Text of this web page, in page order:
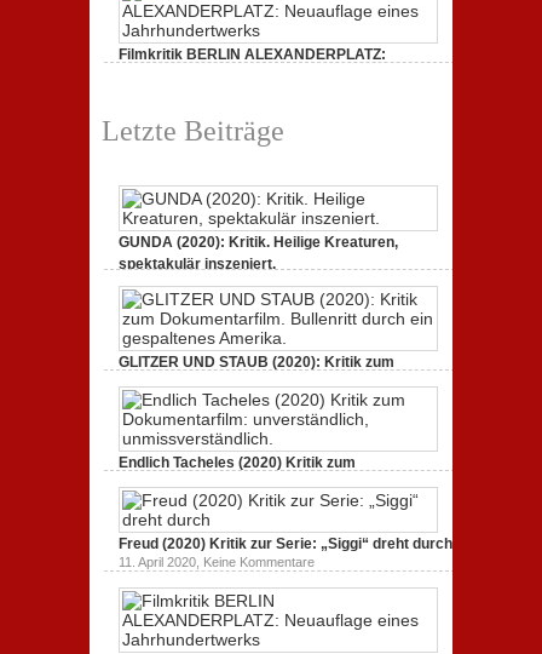
unmissverständlich.
zur
dreht
durch
Filmkritik BERLIN ALEXANDERPLATZ:
Letzte Beiträge
GUNDA (2020): Kritik. Heilige Kreaturen,
spektakulär inszeniert.
GUNDA
(2020):
Kritik.
Kreaturen,
spektakulär
GLITZER UND STAUB (2020): Kritik zum
Dokumentarfilm. Bullenritt durch ein
gespaltenes Amerika.
3. Oktober 2020,Keine Kommentarezu
UND
STAUB
Kritik
zum
Bullenritt
durch
ein
Endlich Tacheles (2020) Kritik zum
Dokumentarfilm: unverständlich,
unmissverständlich.
19. Mai 2020,Keine Kommentare
Endlich
Tacheles
(2020)
unverständlich,
Freud (2020) Kritik zur Serie: „Siggi“ dreht durch
11. April 2020, Keine Kommentarezu
Freud
(2020)
zur